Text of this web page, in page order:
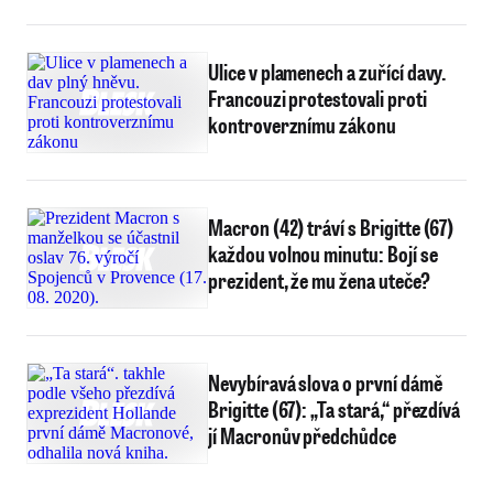
Ulice v plamenech a zuřící davy.
Francouzi protestovali proti
kontroverznímu zákonu
Macron (42) tráví s Brigitte (67)
každou volnou minutu: Bojí se
prezident, že mu žena uteče?
Nevybíravá slova o první dámě
Brigitte (67): „Ta stará,“ přezdívá
jí Macronův předchůdce